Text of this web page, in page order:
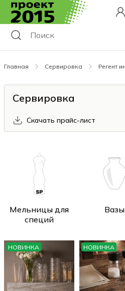
Главная Сервировка Регент
Сервировка
Скачать прайс-лист
Мельницы для
специй
Вазы
НОВИНКА НОВИНКА